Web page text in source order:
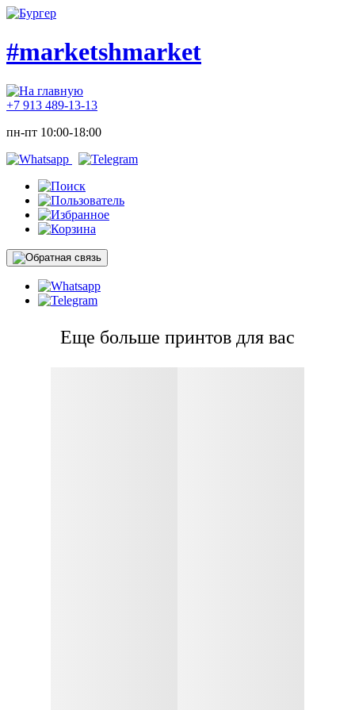
#marketshmarket
+7 913 489-13-13
пн-пт 10:00-18:00
Еще больше принтов для вас